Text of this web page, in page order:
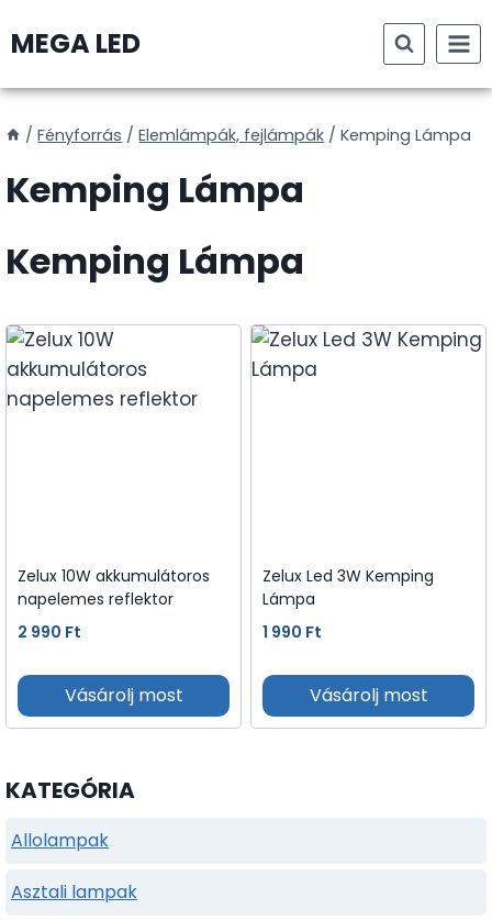
toMEGA LED
/ Fényforrás / Elemlámpák, fejlámpák / Kemping Lámpa
Kemping Lámpa
Kemping Lámpa
Zelux 10W akkumulátoros
napelemes reflektor
2 990 Ft
Vásárolj most
Zelux Led 3W Kemping
Lámpa
1 990 Ft
Vásárolj most
KATEGÓRIA
Allolampak
Asztali lampak